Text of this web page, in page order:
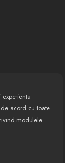
experienta
de acord cu toate
modulele